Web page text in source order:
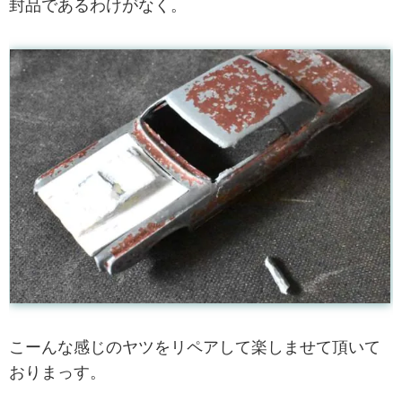
封品であるわけがなく。
こーんな感じのヤツをリペアして楽しませて頂いて
おりまっす。